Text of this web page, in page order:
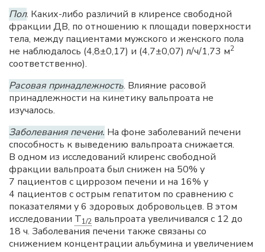
Пол. Каких-либо различий в клиренсе свободной
фракции ДВ, по отношению к площади поверхности
тела, между пациентами мужского и женского пола
не наблюдалось (4,8±0,17) и (4,7±0,07) л/ч/1,73 м2
соответственно).
Расовая принадлежность. Влияние расовой
принадлежности на кинетику вальпроата не
изучалось.
Заболевания печени. На фоне заболеваний печени
способность к выведению вальпроата снижается.
В одном из исследований клиренс свободной
фракции вальпроата был снижен на 50% у
7 пациентов с циррозом печени и на 16% у
4 пациентов с острым гепатитом по сравнению с
показателями у 6 здоровых добровольцев. В этом
исследовании T1/2 вальпроата увеличивался с 12 до
18 ч. Заболевания печени также связаны со
снижением концентрации альбумина и увеличением